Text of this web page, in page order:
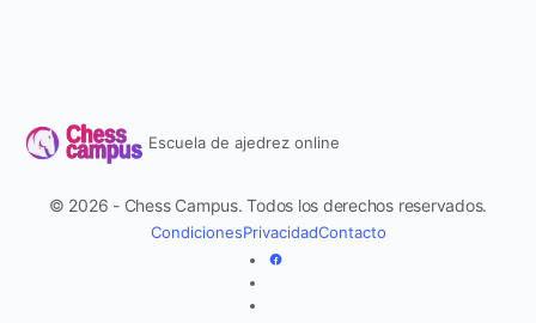
Escuela de ajedrez online
© 2026 - Chess Campus. Todos los derechos reservados.
CondicionesPrivacidadContacto